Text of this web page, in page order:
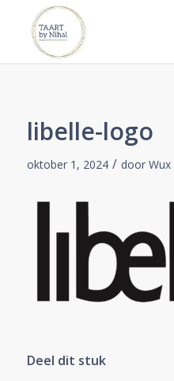
libelle-logo
oktober 1, 2024 / door Wux
Deel dit stuk